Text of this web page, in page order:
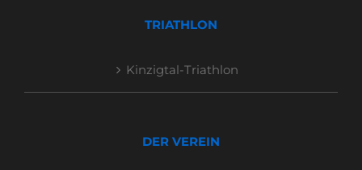
TRIATHLON
Kinzigtal-Triathlon
DER VEREIN